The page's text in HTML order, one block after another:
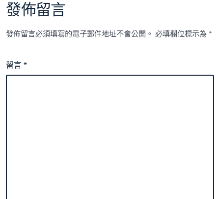
發佈留言
發佈留言必須填寫的電子郵件地址不會公開。 必填欄位標示為*
留言*